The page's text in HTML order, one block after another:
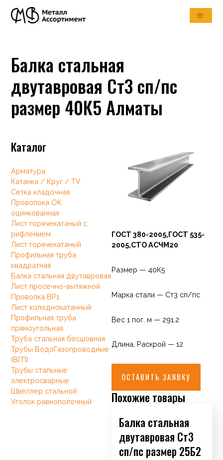
Балка стальная
двутавровая Ст3 сп/пс
размер 40К5 Алматы
Каталог
Арматура
Катанка / Круг / ТУ
Сетка кладочная
Проволока ОК
оцинкованная
Лист горячекатаный с
рифлением
Лист горячекатаный
Профильная труба
квадратная
Балка стальная двутавровая
Лист просечно-вытяжной
Проволка ВР1
Лист холоднокатанный
Профильная труба
прямоугольная
Труба стальная бесшовная
Трубы ВодоГазопроводные
(ВГП)
Трубы стальные
электросварные
Швеллер стальной
Уголок равнополочный
ГОСТ 380-2005,ГОСТ 535-
2005,СТО АСЧМ20
Размер — 40К5
Марка стали — Ст3 сп/пс
Вес 1 пог. м — 291.2
Длина, Раскрой — 12
ОСТАВИТЬ ЗАЯВКУ
Похожие товары
Балка стальная
двутавровая Ст3
сп/пс размер 25Б2